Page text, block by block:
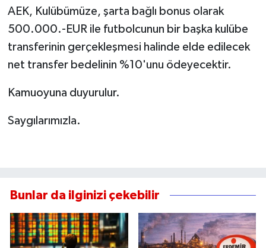
AEK, Kulübümüze, şarta bağlı bonus olarak
500.000.-EUR ile futbolcunun bir başka kulübe
transferinin gerçekleşmesi halinde elde edilecek
net transfer bedelinin %10'unu ödeyecektir.
Kamuoyuna duyurulur.
Saygılarımızla.
Bunlar da ilginizi çekebilir